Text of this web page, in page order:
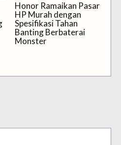
Honor Ramaikan Pasar
HP Murah dengan
Spesifikasi Tahan
Banting Berbaterai
Monster